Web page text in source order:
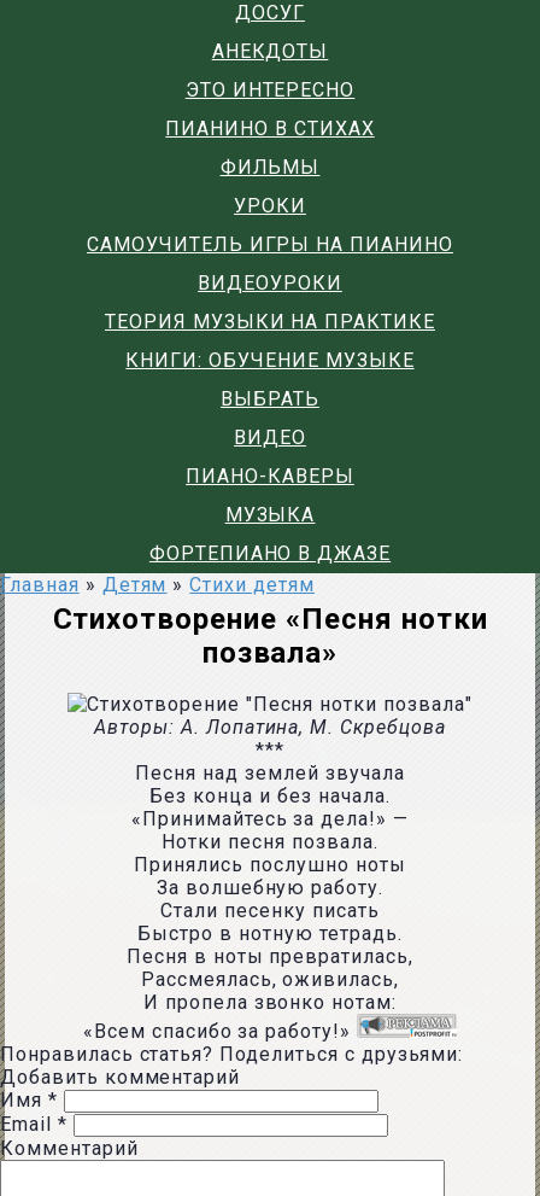
ДОСУГ
АНЕКДОТЫ
ЭТО ИНТЕРЕСНО
ПИАНИНО В СТИХАХ
ФИЛЬМЫ
УРОКИ
САМОУЧИТЕЛЬ ИГРЫ НА ПИАНИНО
ВИДЕОУРОКИ
ТЕОРИЯ МУЗЫКИ НА ПРАКТИКЕ
КНИГИ: ОБУЧЕНИЕ МУЗЫКЕ
ВЫБРАТЬ
ВИДЕО
ПИАНО-КАВЕРЫ
МУЗЫКА
ФОРТЕПИАНО В ДЖАЗЕ
Главная » Детям » Стихи детям
Стихотворение «Песня нотки
позвала»
Авторы: А. Лопатина, М. Скребцова
***
Песня над землей звучала
Без конца и без начала.
«Принимайтесь за дела!» —
Нотки песня позвала.
Принялись послушно ноты
За волшебную работу.
Стали песенку писать
Быстро в нотную тетрадь.
Песня в ноты превратилась,
Рассмеялась, оживилась,
И пропела звонко нотам:
«Всем спасибо за работу!»
Понравилась статья? Поделиться с друзьями:
Добавить комментарий
Имя *
Email *
Комментарий